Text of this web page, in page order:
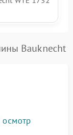
Bauknecht